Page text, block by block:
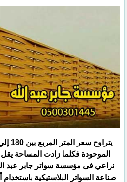
الموجودة فكلما زادت المساحة يقل
نراعي فى مؤسسة سواتر جابر عبد
صناعة السواتر البلاستيكية